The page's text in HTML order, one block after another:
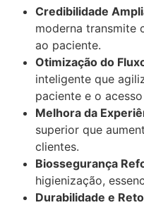
Credibilidade
moderna transmite
ao paciente.
Otimização do
inteligente que
paciente e o
Melhora da
superior que
clientes.
Biossegurança
higienização,
Durabilidade e